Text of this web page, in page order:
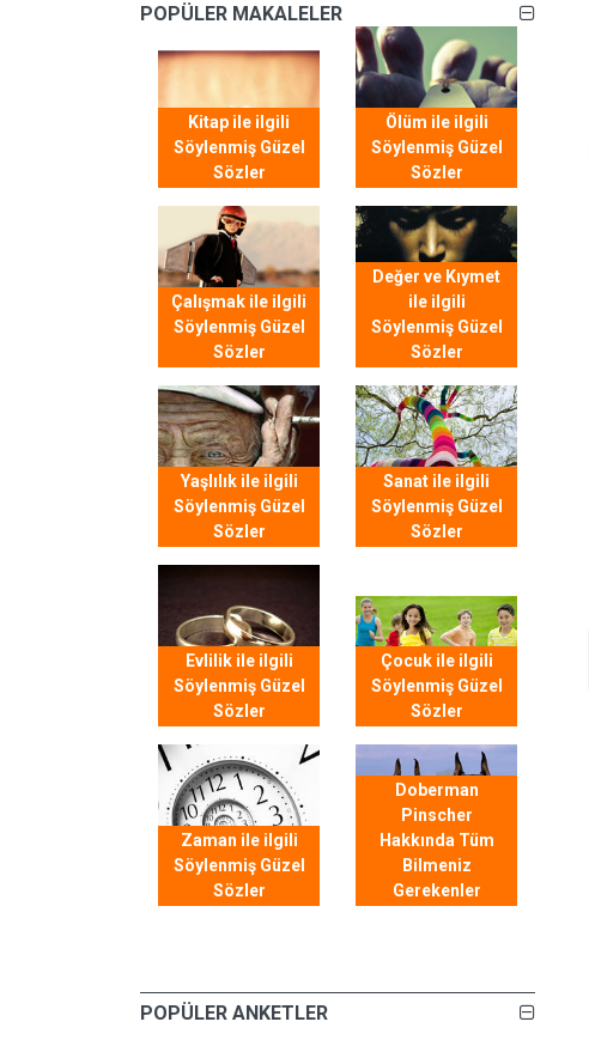
POPÜLER MAKALELER
Kitap ile ilgili
Söylenmiş Güzel
Sözler
Ölüm ile ilgili
Söylenmiş Güzel
Sözler
Çalışmak ile ilgili
Söylenmiş Güzel
Sözler
Değer ve Kıymet
ile ilgili
Söylenmiş Güzel
Sözler
Yaşlılık ile ilgili
Söylenmiş Güzel
Sözler
Sanat ile ilgili
Söylenmiş Güzel
Sözler
Evlilik ile ilgili
Söylenmiş Güzel
Sözler
Çocuk ile ilgili
Söylenmiş Güzel
Sözler
Zaman ile ilgili
Söylenmiş Güzel
Sözler
Doberman
Pinscher
Hakkında Tüm
Bilmeniz
Gerekenler
POPÜLER ANKETLER